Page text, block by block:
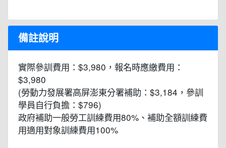
備註說明
實際參訓費用：$3,980，報名時應繳費用：
$3,980
(勞動力發展署高屏澎東分署補助：$3,184，參訓
學員自行負擔：$796)
政府補助一般勞工訓練費用80%、補助全額訓練費
用適用對象訓練費用100%